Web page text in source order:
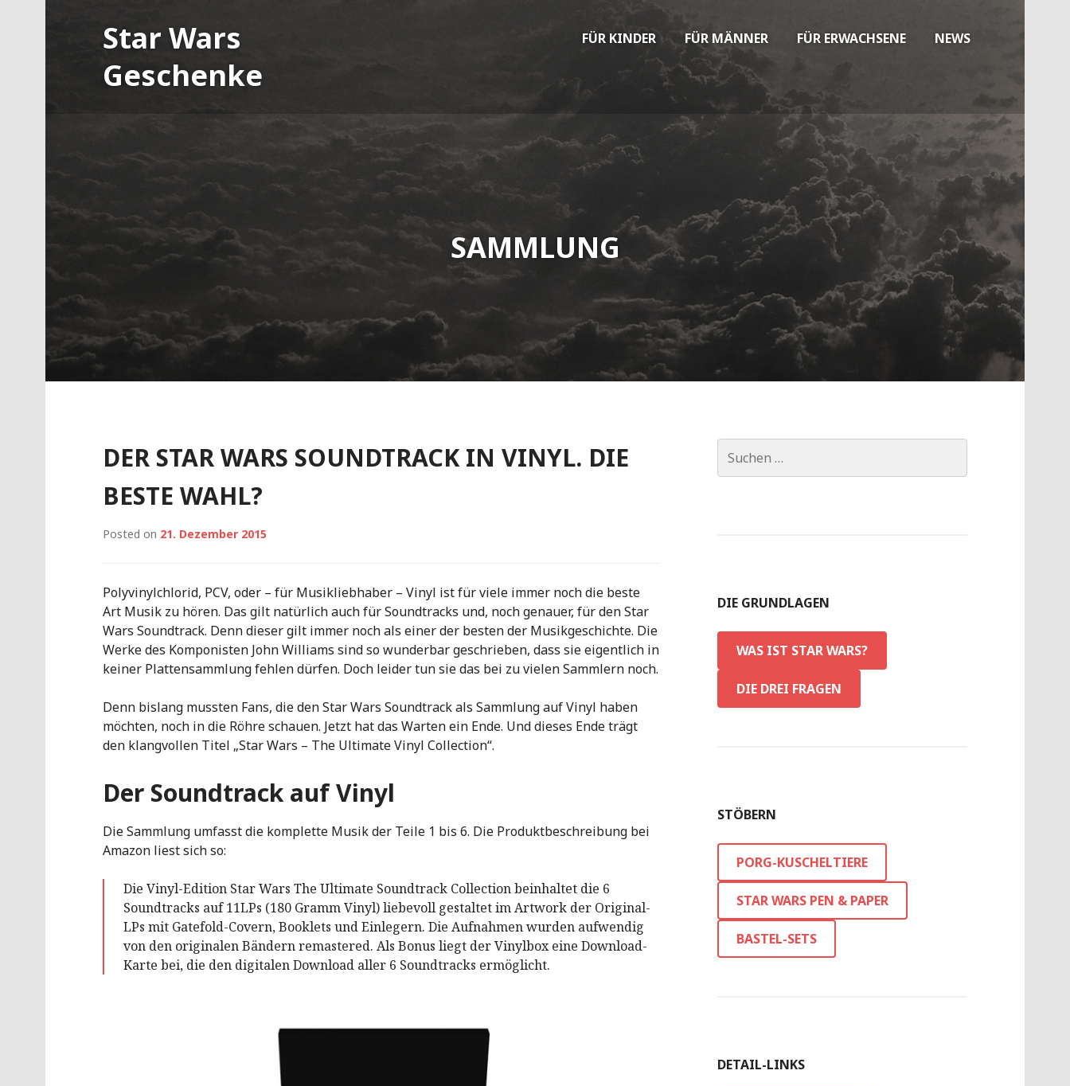
Star Wars
Geschenke
FÜR KINDER FÜR MÄNNER FÜR ERWACHSENE NEWS
SAMMLUNG
DER STAR WARS SOUNDTRACK IN VINYL. DIE
BESTE WAHL?
Posted on 21. Dezember 2015
Polyvinylchlorid, PCV, oder – für Musikliebhaber – Vinyl ist für viele immer noch die beste
Art Musik zu hören. Das gilt natürlich auch für Soundtracks und, noch genauer, für den Star
Wars Soundtrack. Denn dieser gilt immer noch als einer der besten der Musikgeschichte. Die
Werke des Komponisten John Williams sind so wunderbar geschrieben, dass sie eigentlich in
keiner Plattensammlung fehlen dürfen. Doch leider tun sie das bei zu vielen Sammlern noch.
Denn bislang mussten Fans, die den Star Wars Soundtrack als Sammlung auf Vinyl haben
möchten, noch in die Röhre schauen. Jetzt hat das Warten ein Ende. Und dieses Ende trägt
den klangvollen Titel „Star Wars – The Ultimate Vinyl Collection“.
Der Soundtrack auf Vinyl
Die Sammlung umfasst die komplette Musik der Teile 1 bis 6. Die Produktbeschreibung bei
Amazon liest sich so:
Die Vinyl-Edition Star Wars The Ultimate Soundtrack Collection beinhaltet die 6
Soundtracks auf 11LPs (180 Gramm Vinyl) liebevoll gestaltet im Artwork der Original-
LPs mit Gatefold-Covern, Booklets und Einlegern. Die Aufnahmen wurden aufwendig
von den originalen Bändern remastered. Als Bonus liegt der Vinylbox eine Download-
Karte bei, die den digitalen Download aller 6 Soundtracks ermöglicht.
nach:
DIE GRUNDLAGEN
WAS IST STAR WARS?
DIE DREI FRAGEN
STÖBERN
PORG-KUSCHELTIERE
STAR WARS PEN & PAPER
BASTEL-SETS
DETAIL-LINKS